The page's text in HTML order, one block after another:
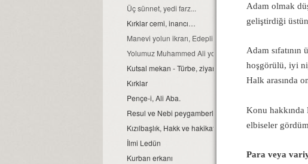
Üç sünnet, yedi farz...
Kırklar cemi, inancı…
Manevi yolun ikrarı, Edepli olmaktır.
Yolumuz Muhammed Ali yoludur, başka yol bilmeyiz...
Kutsal mekan - Türbe, ziyaretleri.
Kırklar
Pençe-i, Ali Aba.
Resul ve Nebi peygamberler...
Kızılbaşlık, Hakk ve hakikat yolunda; Kan ve can ile,
İlmi Ledün
Kurban erkanı
Adam olmak
geliştirdiği
Adam
hoşgörülü, iyi
Halk arasında
Konu hakkında
elbiseler
Para veya